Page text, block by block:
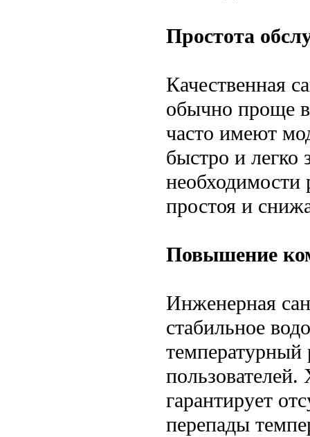
Простота
Качественная
обычно проще
часто имеют
быстро и легко
необходимости
простоя и
Повышение
Инженерная
стабильное
гарантирует
перепады